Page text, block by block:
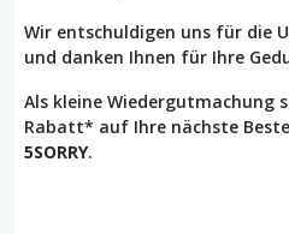
Wir entschuldigen uns für die
und danken Ihnen für Ihre
Als kleine Wiedergutmachung
Rabatt* auf Ihre nächste
5SORRY.